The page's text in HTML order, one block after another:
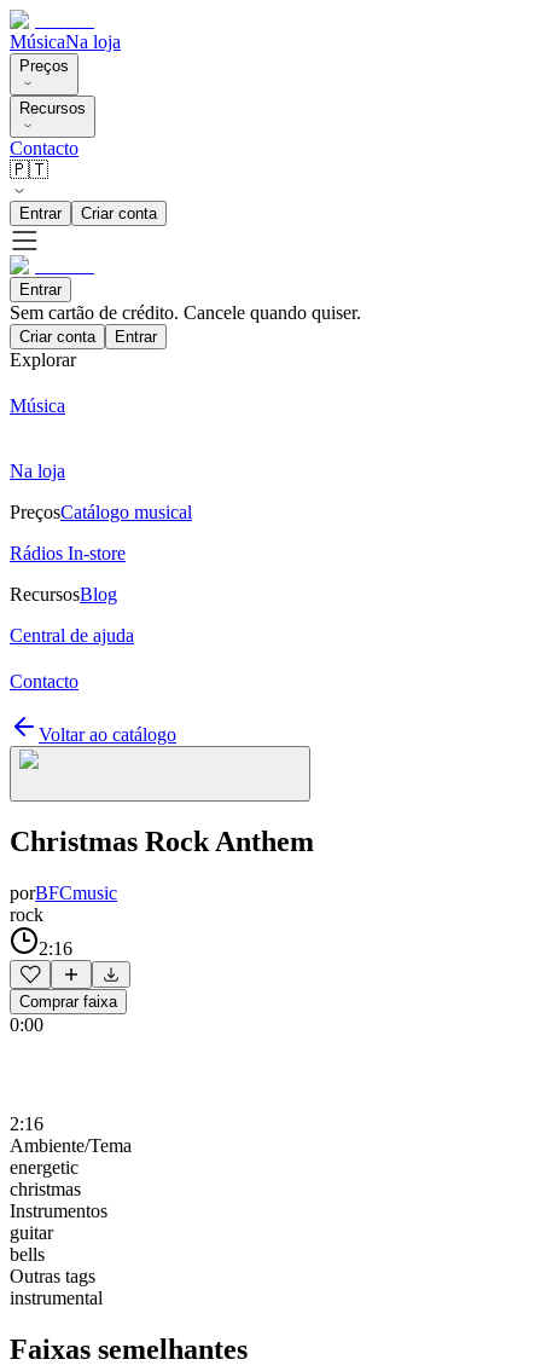
MúsicaNa loja
Preços
Recursos
Contacto
🇵🇹
Entrar Criar conta
Entrar
Sem cartão de crédito. Cancele quando quiser.
Criar conta Entrar
Explorar
Música
Na loja
PreçosCatálogo musical
Rádios In-store
RecursosBlog
Central de ajuda
Contacto
Voltar ao catálogo
Christmas Rock Anthem
porBFCmusic
rock
2:16
Comprar faixa
0:00
2:16
Ambiente/Tema
energetic
christmas
Instrumentos
guitar
bells
Outras tags
instrumental
Faixas semelhantes